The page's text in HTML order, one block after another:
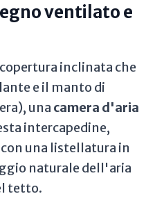
ventilato e
inclinata che
e il manto di
una camera d'aria
intercapedine,
una listellatura in
naturale dell'aria
tetto.